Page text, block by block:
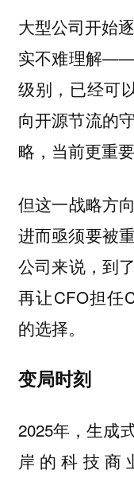
大型公司开始
实不难理解——
级别，已经可
向开源节流的
略，当前更重
但这一战略方
进而亟须要被
公司来说，到
再让CFO担任
的选择。
变局时刻
2025年，生成
岸的科技商